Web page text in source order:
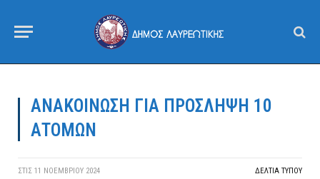
ΑΝΑΚΟΙΝΩΣΗ ΓΙΑ ΠΡΟΣΛΗΨΗ 10
ΑΤΟΜΩΝ
ΣΤΙΣ 11 ΝΟΕΜΒΡΊΟΥ 2024 ΔΕΛΤΙΑ ΤΥΠΟΥ